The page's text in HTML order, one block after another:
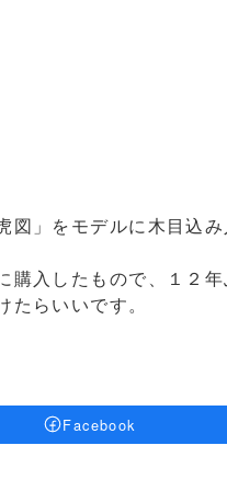
図」をモデルに木目込
購入したもので、１２
らいいです。
Facebook